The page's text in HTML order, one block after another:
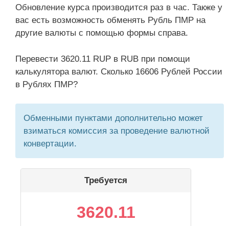
Обновление курса производится раз в час. Также у
вас есть возможность обменять Рубль ПМР на
другие валюты с помощью формы справа.
Перевести 3620.11 RUP в RUB при помощи
калькулятора валют. Сколько 16606 Рублей России
в Рублях ПМР?
Обменными пунктами дополнительно может
взиматься комиссия за проведение валютной
конвертации.
Требуется
3620.11